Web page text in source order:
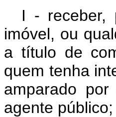
I - receber,
imóvel, ou
a título de
quem tenha
amparado
agente público;